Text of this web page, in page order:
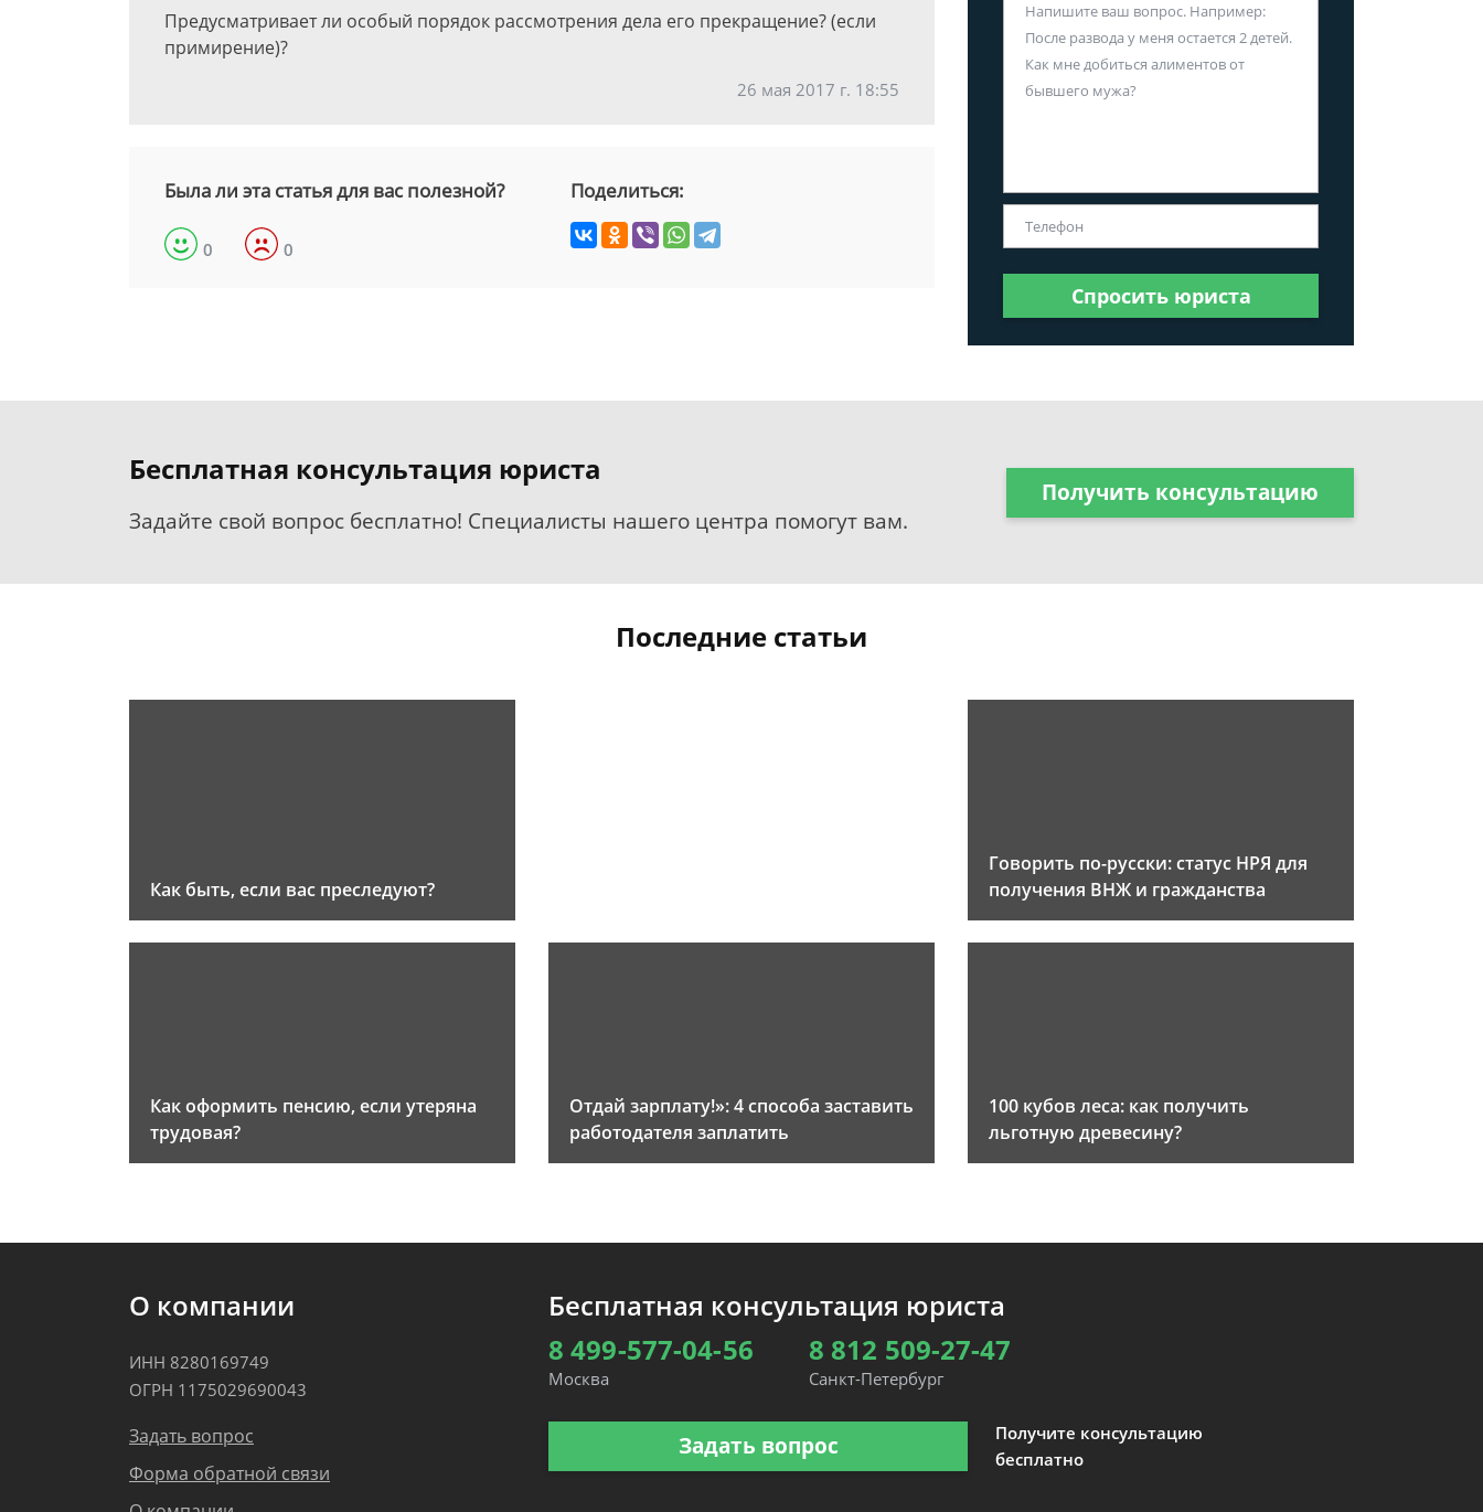
Предусматривает ли особый порядок рассмотрения дела его прекращение? (если
примирение)?
26 мая 2017 г. 18:55
Была ли эта статья для вас полезной?
0 0
Поделиться:
Спросить юриста
Бесплатная консультация юриста
Задайте свой вопрос бесплатно! Специалисты нашего центра помогут вам.
Получить консультацию
Последние статьи
Как быть, если вас преследуют?
Говорить по-русски: статус НРЯ для
получения ВНЖ и гражданства
Как оформить пенсию, если утеряна
трудовая?
Отдай зарплату!»: 4 способа заставить
работодателя заплатить
100 кубов леса: как получить
льготную древесину?
О компании
ИНН 8280169749
ОГРН 1175029690043
Задать вопрос
Форма обратной связи
Бесплатная консультация юриста
8 499-577-04-56
Москва
8 812 509-27-47
Санкт-Петербург
Задать вопрос
Получите консультацию
бесплатно